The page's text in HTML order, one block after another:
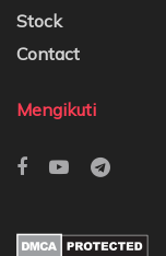
Stock
Contact
Mengikuti